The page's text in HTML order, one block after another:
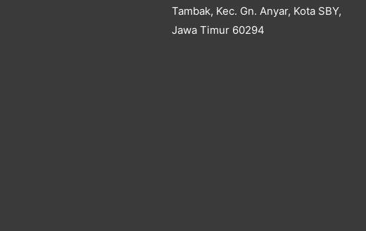
Tambak, Kec. Gn. Anyar, Kota SBY,
Jawa Timur 60294